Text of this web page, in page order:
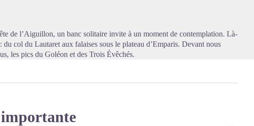
de l’Aiguillon, un banc solitaire invite à un moment de contemplation. Là-
col du Lautaret aux falaises sous le plateau d’Emparis. Devant nous
les pics du Goléon et des Trois Évêchés.